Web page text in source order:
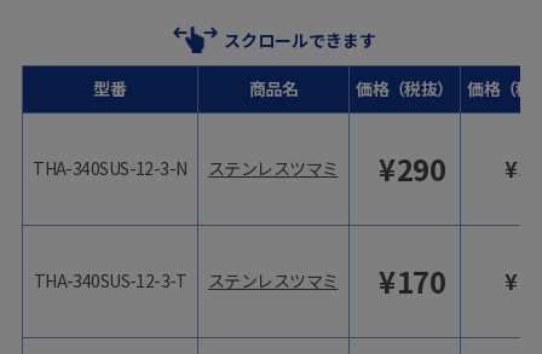
スクロールできます
型番
THA-340SUS-12-3-N
THA-340SUS-12-3-T
商品名 価格（税抜） 価格（税
ステンレスツマミ ¥290 ¥
ステンレスツマミ ¥170 ¥